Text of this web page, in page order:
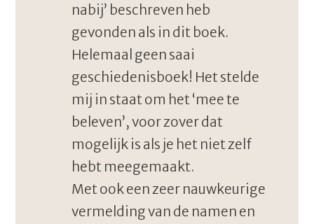
nabij’ beschreven heb
gevonden als in dit boek.
Helemaal geen saai
geschiedenisboek! Het stelde
mij in staat om het ‘mee te
beleven’, voor zover dat
mogelijk is als je het niet zelf
hebt meegemaakt.
Met ook een zeer nauwkeurige
vermelding van de namen en